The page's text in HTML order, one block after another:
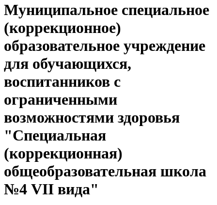
Муниципальное специальное
(коррекционное)
образовательное учреждение
для обучающихся,
воспитанников с
ограниченными
возможностями здоровья
"Специальная
(коррекционная)
общеобразовательная школа
№4 VII вида"